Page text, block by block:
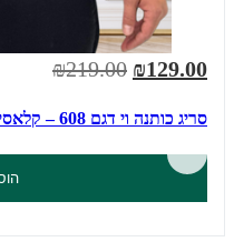
₪129.00
₪219.00
סריג כותנה וי דגם 608 – קלאסי קליל ונעים - בורדו